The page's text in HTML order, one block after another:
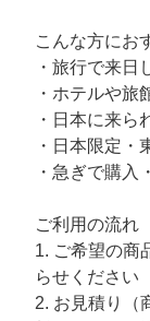
こんな方にお
・旅行で来日
・ホテルや旅
・日本に来ら
・日本限定・
・急ぎで購入
ご利用の流れ
1. ご希望の商
らせください
2. お見積り（